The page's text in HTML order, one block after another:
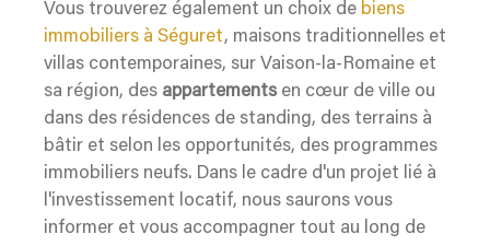
Vous trouverez également un choix de biens
immobiliers à Séguret, maisons traditionnelles et
villas contemporaines, sur Vaison-la-Romaine et
sa région, des appartements en cœur de ville ou
dans des résidences de standing, des terrains à
bâtir et selon les opportunités, des programmes
immobiliers neufs. Dans le cadre d'un projet lié à
l'investissement locatif, nous saurons vous
informer et vous accompagner tout au long de